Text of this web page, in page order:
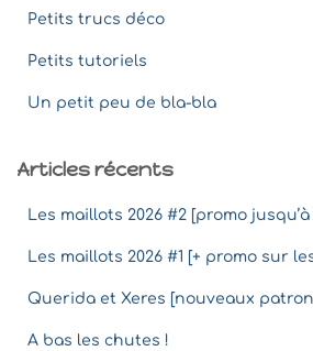
Petits trucs déco
Petits tutoriels
Un petit peu de bla-bla
Articles récents
Les maillots 2026 #2 [promo
Les maillots 2026 #1 [+ promo sur
Querida et Xeres [nouveaux
A bas les chutes !